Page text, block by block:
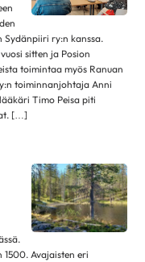
2
2
1
2
4
Sydänpiiri ry:n kanssa.
sitten ja Posion
toimintaa myös Ranuan
toiminnanjohtaja Anni
Timo Peisa piti
[…]
Avajaisten eri